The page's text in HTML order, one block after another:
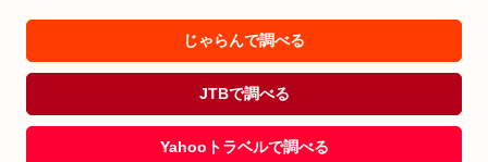
じゃらんで調べる
JTBで調べる
Yahooトラベルで調べる